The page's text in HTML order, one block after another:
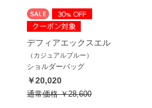
デフィアエックスエル
（カジュアルブルー）
ショルダーバッグ
￥20,020
通常価格￥28,600